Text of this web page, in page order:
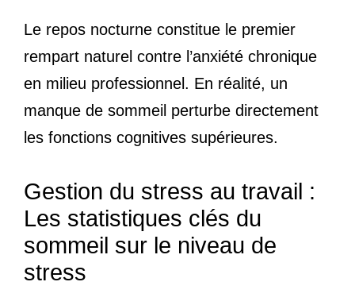
Le repos nocturne constitue le premier
rempart naturel contre l’anxiété chronique
en milieu professionnel. En réalité, un
manque de sommeil perturbe directement
les fonctions cognitives supérieures.
Gestion du stress au travail :
Les statistiques clés du
sommeil sur le niveau de
stress